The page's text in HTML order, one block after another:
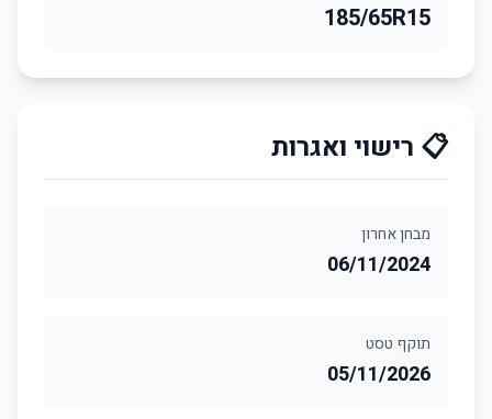
185/65R15
📋 רישוי ואגרות
מבחן אחרון
06/11/2024
תוקף טסט
05/11/2026